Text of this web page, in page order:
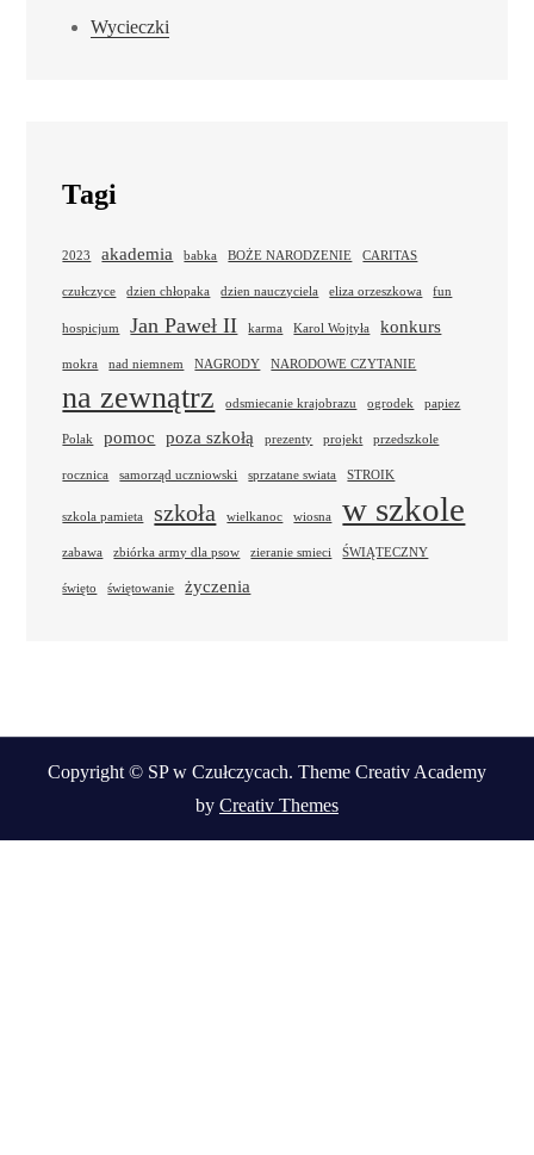
Wycieczki
Tagi
2023 akademia babka BOŻE NARODZENIE CARITAS
czułczyce dzien chłopaka dzien nauczyciela eliza orzeszkowa fun
hospicjum Jan Paweł II karma Karol Wojtyła konkurs
mokra nad niemnem NAGRODY NARODOWE CZYTANIE
na zewnątrz odsmiecanie krajobrazu ogrodek papiez
Polak pomoc poza szkołą prezenty projekt przedszkole
rocznica samorząd uczniowski sprzatane swiata STROIK
szkola pamieta szkoła wielkanoc wiosna w szkole
zabawa zbiórka army dla psow zieranie smieci ŚWIĄTECZNY
święto świętowanie życzenia
Copyright © SP w Czułczycach. Theme Creativ Academy
by Creativ Themes